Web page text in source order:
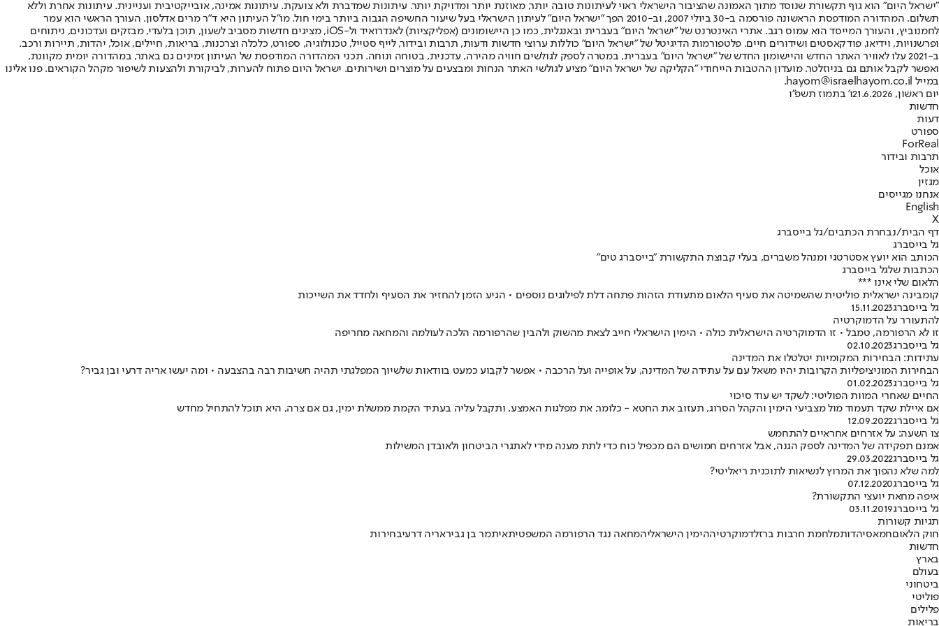
"ישראל היום" הוא גוף תקשורת שנוסד מתוך האמונה שהציבור הישראלי ראוי לעיתונות טובה יותר, מאוזנת יותר ומדויקת יותר. עיתונות שמדברת ולא צועקת. עיתונות אמינה, אובייקטיבית ועניינית. עיתונות אחרת וללא
תשלום. המהדורה המודפסת הראשונה פורסמה ב-30 ביולי 2007, וב-2010 הפך "ישראל היום" לעיתון הישראלי בעל שיעור החשיפה הגבוה ביותר בימי חול. מו"ל העיתון היא ד"ר מרים אדלסון. העורך הראשי הוא עמר
לחמנוביץ, והעורך המייסד הוא עמוס רגב. אתרי האינטרנט של "ישראל היום" בעברית ובאנגלית, כמו כן היישומונים (אפליקציות) לאנדרואיד ול-iOS, מציגים חדשות מסביב לשעון, תוכן בלעדי, מבזקים ועדכונים, ניתוחים
ופרשנויות, וידיאו, פודקאסטים ושידורים חיים. פלטפורמות הדיגיטל של "ישראל היום" כוללות ערוצי חדשות ודעות, תרבות ובידור, לייף סטייל, טכנולוגיה, ספורט, כלכלה וצרכנות, בריאות, חיילים, אוכל, יהדות, תיירות ורכב.
ב-2021 עלו לאוויר האתר החדש והיישומון החדש של "ישראל היום" בעברית, במטרה לספק לגולשים חוויה מהירה, עדכנית, בטוחה ונוחה. תכני המהדורה המודפסת של העיתון זמינים גם באתר, במהדורה יומית מקוונת,
ואפשר לקבל אותם גם בניוזלטר. מועדון ההטבות הייחודי "הקליקה של ישראל היום" מציע לגולשי האתר הנחות ומבצעים על מוצרים ושירותים. ישראל היום פתוח להערות, לביקורת ולהצעות לשיפור מקהל הקוראים. פנו אלינו
במייל hayom@israelhayom.co.il.
יום ראשון, 21.6.2026
ו' בתמוז תשפ"ו
חדשות
דעות
ספורט
ForReal
תרבות ובידור
אוכל
מגזין
אנחנו מגייסים
English
X
דף הבית/נבחרת הכתבים/גל בייסברג
גל בייסברג
הכותב הוא יועץ אסטרטגי ומנהל משברים, בעלי קבוצת התקשורת "בייסברג טים"
הכתבות שלגל בייסברג
הלאום שלי אינו ***
קומבינה ישראלית פוליטית שהשמיטה את סעיף הלאום מתעודת הזהות פתחה דלת לפילוגים נוספים • הגיע הזמן להחזיר את הסעיף ולחדד את השייכות
גל בייסברג15.11.2023
להתעורר על הדמוקרטיה
זו לא הרפורמה, טמבל • זו הדמוקרטיה הישראלית כולה • הימין הישראלי חייב לצאת מהשוק ולהבין שהרפורמה הלכה לעולמה והמחאה מחריפה
גל בייסברג02.10.2023
עתידות: הבחירות המקומיות יטלטלו את המדינה
הבחירות המוניציפליות הקרובות יהיו משאל עם על עתידה של המדינה, על אופייה ועל הרכבה • אפשר לקבוע כמעט בוודאות שלשיוך המפלגתי תהיה חשיבות רבה בהצבעה • ומה יעשו אריה דרעי ובן גביר?
גל בייסברג01.02.2023
החיים שאחרי המוות הפוליטי: לשקד יש עוד סיכוי
אם איילת שקד תעמוד מול מצביעי הימין והקהל הסרוג, תעזוב את החטא - כלומר, את מפלגות האמצע, ותקבל עליה בעתיד הקמת ממשלת ימין, גם אם צרה, היא תוכל להתחיל מחדש
גל בייסברג12.09.2022
צו השעה: על אזרחים אחראיים להתחמש
אמנם תפקידה של המדינה לספק הגנה, אבל אזרחים חמושים הם מכפיל כוח כדי לתת מענה מידי לאתגרי הביטחון ולאובדן המשילות
גל בייסברג29.03.2022
למה שלא נהפוך את המרוץ לנשיאות לתוכנית ריאליטי?
גל בייסברג07.12.2020
איפה מחאת יועצי התקשורת?
גל בייסברג03.11.2019
תגיות קשורות
חוק הלאוםחמאסיהדותמלחמת חרבות ברזלדמוקרטיההימין הישראליהמחאה נגד הרפורמה המשפטיתאיתמר בן גביראריה דרעיבחירות
חדשות
בארץ
בעולם
ביטחוני
פוליטי
פלילים
בריאות